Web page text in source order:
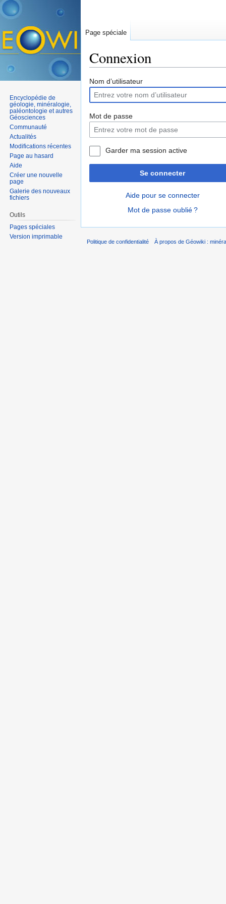
Connexion
Nom d’utilisateur
Mot de passe
Garder ma session active
Se connecter
Aide pour se connecter
Mot de passe oublié ?
Page spéciale
Encyclopédie de
géologie, minéralogie,
paléontologie et autres
Géosciences
Communauté
Actualités
Modifications récentes
Page au hasard
Aide
Créer une nouvelle
page
Galerie des nouveaux
fichiers
Outils
Pages spéciales
Version imprimable
Politique de confidentialité À propos de Géowiki :